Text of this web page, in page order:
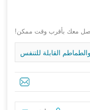
معك بأقرب وقت ممكن!
القابلة للتنفس
غير منسوجة ، بائع
حقيبة تنمو